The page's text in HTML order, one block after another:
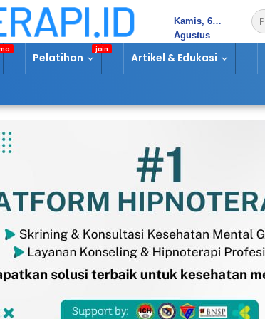
Kamis, 6
Agustus
Pelatihan Artikel & Edukasi